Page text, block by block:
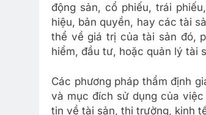
động sản, cổ phiếu, trái
hiệu, bản quyền, hay các tài
thể về giá trị của tài sản đó,
hiểm, đầu tư, hoặc quản lý tài
Các phương pháp thẩm định
và mục đích sử dụng của
tin về tài sản, thị trường, kinh